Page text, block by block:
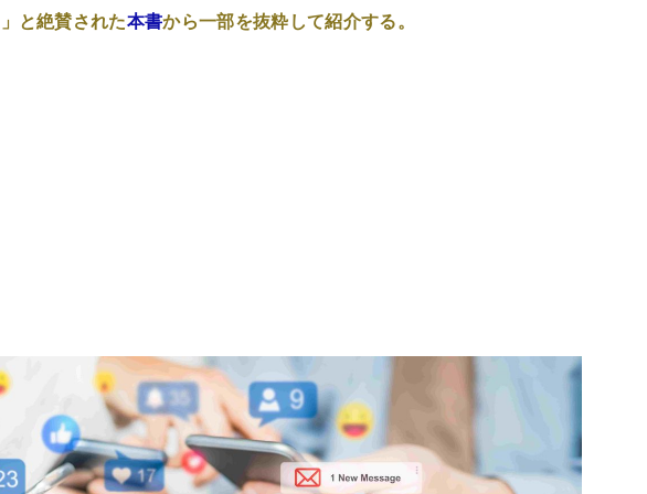
」と絶賛された本書から一部を抜粋して紹介する。